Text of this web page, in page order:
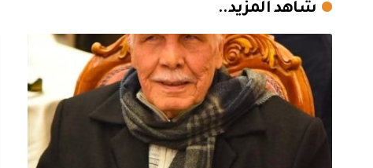
شاهد المزيد..